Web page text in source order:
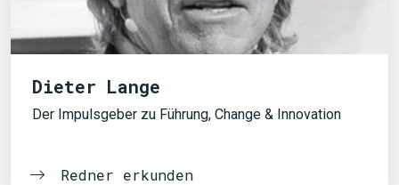
Dieter Lange
Der Impulsgeber zu Führung, Change & Innovation
Redner erkunden